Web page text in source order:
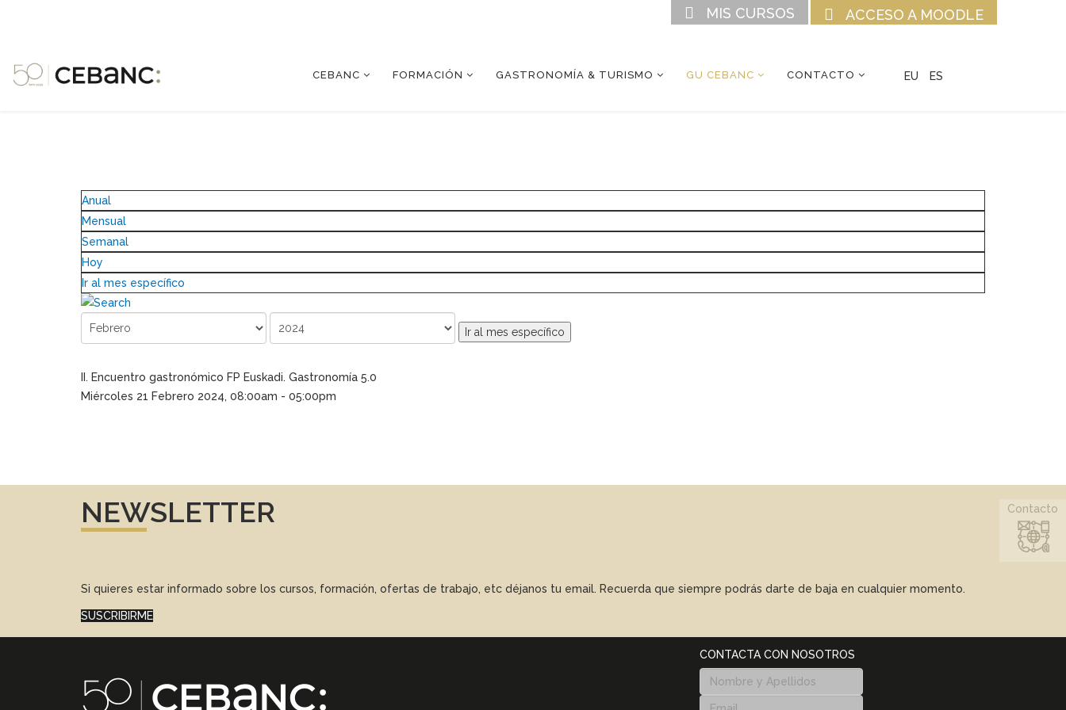
ACCESO A MOODLE
MIS CURSOS
CEBANC FORMACIÓN GASTRONOMÍA & TURISMO GU CEBANC CONTACTO EU ES
Anual
Mensual
Semanal
Hoy
Ir al mes específico
Ir al mes específico
II. Encuentro gastronómico FP Euskadi. Gastronomía 5.0
Miércoles 21 Febrero 2024, 08:00am - 05:00pm
NEWSLETTER
Si quieres estar informado sobre los cursos, formación, ofertas de trabajo, etc déjanos tu email. Recuerda que siempre podrás darte de baja en cualquier momento.
SUSCRIBIRME
CONTACTA CON NOSOTROS
Contacto